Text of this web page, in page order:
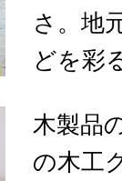
さ。地
どを彩
木製品
の木工